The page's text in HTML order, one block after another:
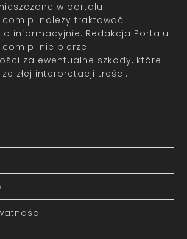
w portalu
należy traktować
informacyjnie. Redakcja Portalu
nie bierze
za ewentualne szkody, które
złej interpretacji treści.